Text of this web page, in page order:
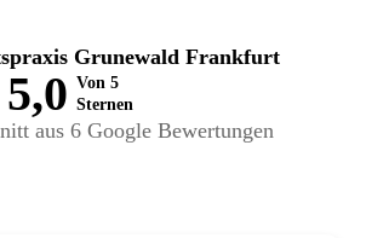
Grunewald Frankfurt
5,0 Von 5
Sternen
aus 6 Google Bewertungen